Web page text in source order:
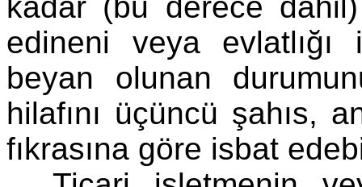
edineni veya
beyan olunan
hilafını üçüncü şahıs,
fıkrasına göre isbat